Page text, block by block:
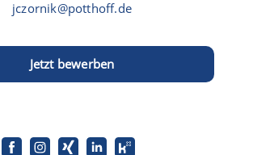
jczornik@potthoff.de
Jetzt bewerben